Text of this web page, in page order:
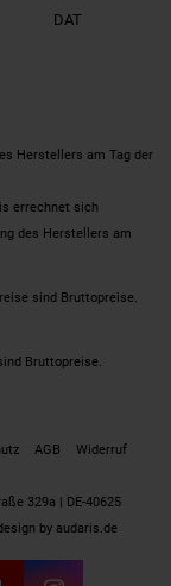
DAT
Herstellers am Tag der
errechnet sich
des Herstellers am
sind Bruttopreise.
Bruttopreise.
AGB
Widerruf
329a | DE-40625
by audaris.de